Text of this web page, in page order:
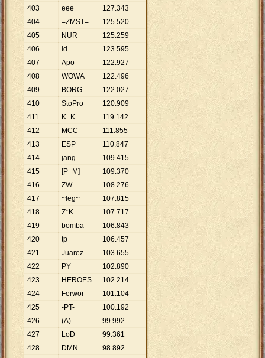
403
eee 127.343
404
=ZMST= 125.520
405
NUR 125.259
406
ld 123.595
407
Apo 122.927
408
WOWA 122.496
409
BORG 122.027
410
StoPro 120.909
411
K_K 119.142
412
MCC 111.855
413
ESP 110.847
414
jang 109.415
415
[P_M] 109.370
416
ZW 108.276
417
~leg~ 107.815
418
Z*K 107.717
419
bomba 106.843
420
tp 106.457
421
Juarez 103.655
422
PY 102.890
423
HEROES 102.214
424
Ferwor 101.104
425
-PT- 100.192
426
(A) 99.992
427
LoD 99.361
428
DMN 98.892